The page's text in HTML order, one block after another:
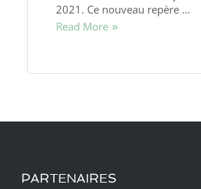
2021. Ce nouveau repère …
Read More
PARTENAIRES